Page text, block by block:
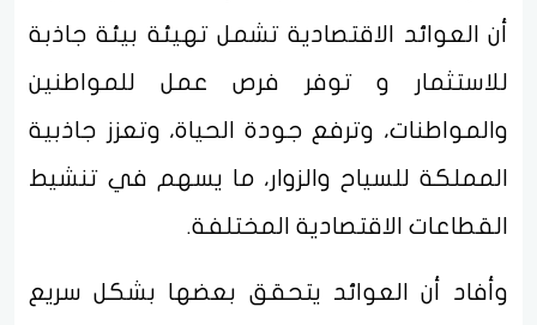
أن العوائد الاقتصادية تشمل تهيئة بيئة جاذبة
للاستثمار و توفر فرص عمل للمواطنين
والمواطنات، وترفع جودة الحياة، وتعزز جاذبية
المملكة للسياح والزوار، ما يسهم في تنشيط
القطاعات الاقتصادية المختلفة.
وأفاد أن العوائد يتحقق بعضها بشكل سريع